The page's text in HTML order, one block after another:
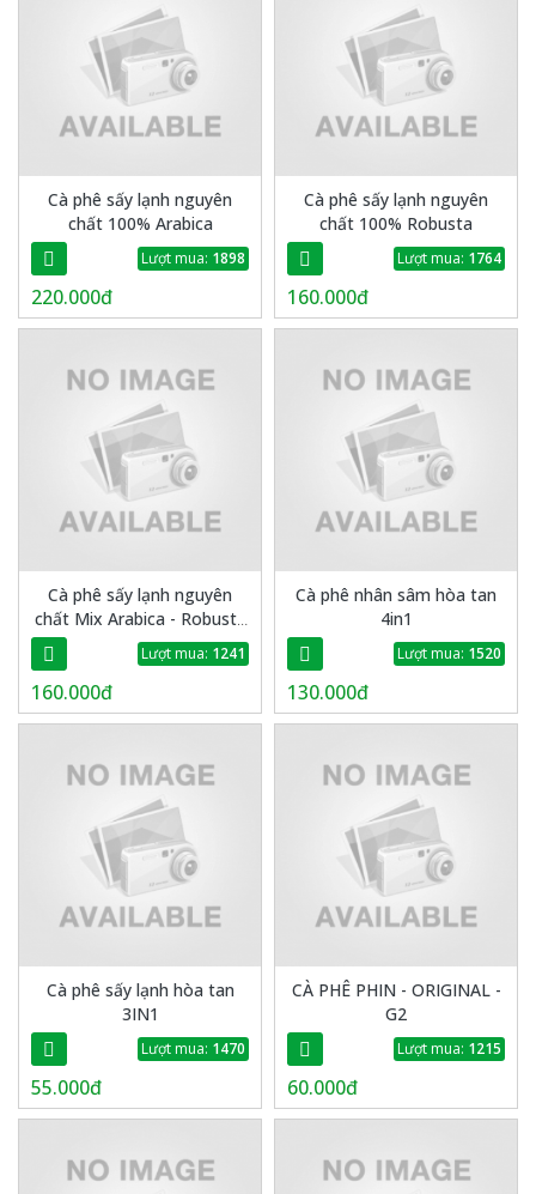
Cà phê sấy lạnh nguyên
chất 100% Arabica
Lượt mua: 1898
220.000đ
Cà phê sấy lạnh nguyên
chất 100% Robusta
Lượt mua: 1764
160.000đ
Cà phê sấy lạnh nguyên
chất Mix Arabica - Robusta
120g - Thiên Sa G20
Lượt mua: 1241
160.000đ
Cà phê nhân sâm hòa tan
4in1
Lượt mua: 1520
130.000đ
Cà phê sấy lạnh hòa tan
3IN1
Lượt mua: 1470
55.000đ
CÀ PHÊ PHIN - ORIGINAL -
G2
Lượt mua: 1215
60.000đ